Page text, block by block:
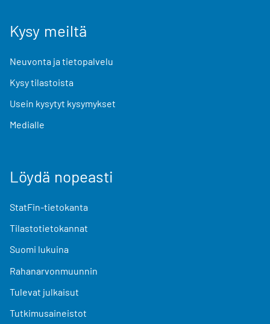
Kysy meiltä
Neuvonta ja tietopalvelu
Kysy tilastoista
Usein kysytyt kysymykset
Medialle
Löydä nopeasti
StatFin-tietokanta
Tilastotietokannat
Suomi lukuina
Rahanarvonmuunnin
Tulevat julkaisut
Tutkimusaineistot